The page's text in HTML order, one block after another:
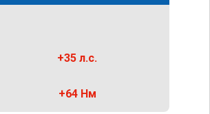
+35 л.с.
+64 Нм